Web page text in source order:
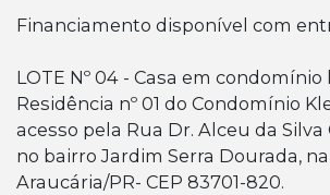
Financiamento disponível com
LOTE Nº 04 - Casa em
Residência nº 01 do Condomínio
acesso pela Rua Dr. Alceu da Silva
no bairro Jardim Serra Dourada,
Araucária/PR- CEP 83701-820.